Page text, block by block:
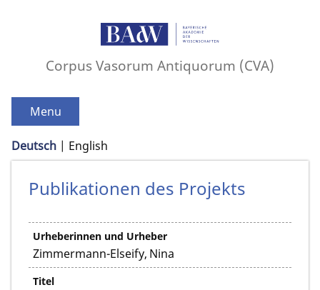
Corpus Vasorum Antiquorum (CVA)
Menu
Deutsch English
Publikationen des Projekts
Urheberinnen und Urheber
Zimmermann-Elseify, Nina
Titel